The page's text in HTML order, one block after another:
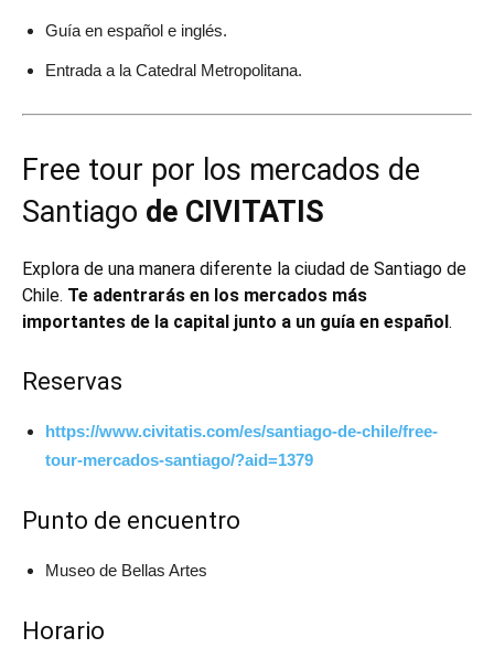
Guía en español e inglés.
Entrada a la Catedral Metropolitana.
Free tour por los mercados de
Santiago de CIVITATIS
Explora de una manera diferente la ciudad de Santiago de
Chile. Te adentrarás en los mercados más
importantes de la capital junto a un guía en español.
Reservas
https://www.civitatis.com/es/santiago-de-chile/free-
tour-mercados-santiago/?aid=1379
Punto de encuentro
Museo de Bellas Artes
Horario